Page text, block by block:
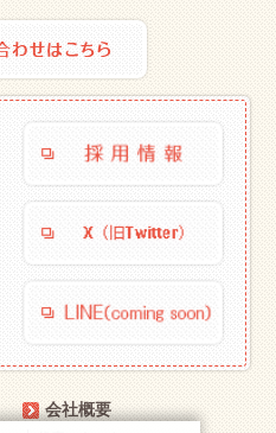
会社概要